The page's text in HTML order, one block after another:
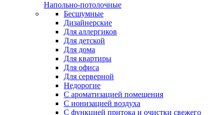
Напольно-потолочные
Бесшумные
Дизайнерские
Для аллергиков
Для детской
Для дома
Для квартиры
Для офиса
Для серверной
Недорогие
С ароматизацией помещения
С ионизацией воздуха
С функцией притока и очистки свежего